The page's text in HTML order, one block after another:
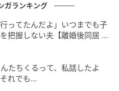
に淡々とおっしゃったの
かと受け入れることにし
い飲み物を注文される方
ープという選択肢がある
もしれません！巡り会え
こと。
ガランキング
行ってたんだよ」いつまでも子
把握しない夫【離婚後同居 Vo
たちくるって、私話したよ
れでも…